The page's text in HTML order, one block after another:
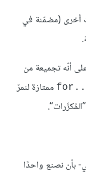
أخرى (مضمّنة في
أنّه تجميعة من
ممتازة لنمرّ
بأن نصنع واحدًا